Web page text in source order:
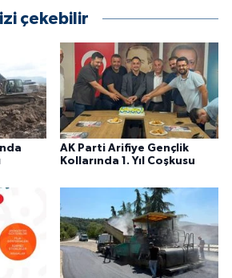
çekebilir
AK Parti Arifiye Gençlik
Kollarında 1. Yıl Coşkusu